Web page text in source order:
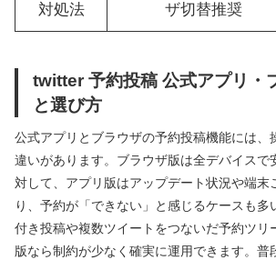
対処法
ザ切替推奨
twitter 予約投稿 公式アプリ・
と選び方
公式アプリとブラウザの予約投稿機能には、
違いがあります。ブラウザ版は全デバイスで
対して、アプリ版はアップデート状況や端末
り、予約が「できない」と感じるケースも多
付き投稿や複数ツイートをつないだ予約ツリ
版なら制約が少なく確実に運用できます。普